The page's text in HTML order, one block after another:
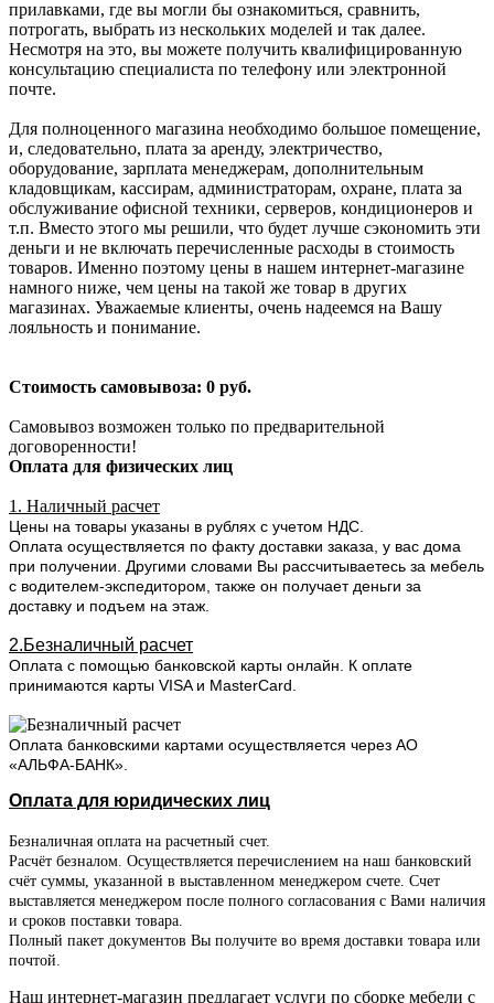
прилавками, где вы могли бы ознакомиться, сравнить,
потрогать, выбрать из нескольких моделей и так далее.
Несмотря на это, вы можете получить квалифицированную
консультацию специалиста по телефону или электронной
почте.
Для полноценного магазина необходимо большое помещение,
и, следовательно, плата за аренду, электричество,
оборудование, зарплата менеджерам, дополнительным
кладовщикам, кассирам, администраторам, охране, плата за
обслуживание офисной техники, серверов, кондиционеров и
т.п. Вместо этого мы решили, что будет лучше сэкономить эти
деньги и не включать перечисленные расходы в стоимость
товаров. Именно поэтому цены в нашем интернет-магазине
намного ниже, чем цены на такой же товар в других
магазинах. Уважаемые клиенты, очень надеемся на Вашу
лояльность и понимание.
Стоимость самовывоза: 0 руб.
Самовывоз возможен только по предварительной
договоренности!
Оплата для физических лиц
1. Наличный расчет
Цены на товары указаны в рублях с учетом НДС.
Оплата осуществляется по факту доставки заказа, у вас дома
при получении. Другими словами Вы рассчитываетесь за мебель
с водителем-экспедитором, также он получает деньги за
доставку и подъем на этаж.
2.Безналичный расчет
Оплата с помощью банковской карты онлайн. К оплате
принимаются карты VISA и MasterCard.
Оплата банковскими картами осуществляется через АО
«АЛЬФА-БАНК».
Оплата для юридических лиц
Безналичная оплата на расчетный счет.
Расчёт безналом. Осуществляется перечислением на наш банковский
счёт суммы, указанной в выставленном менеджером счете. Счет
выставляется менеджером после полного согласования с Вами наличия
и сроков поставки товара.
Полный пакет документов Вы получите во время доставки товара или
почтой.
Наш интернет-магазин предлагает услуги по сборке мебели с